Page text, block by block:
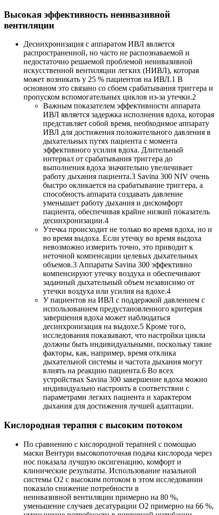
Высокая эффективность неинвазивной
вентиляции
​Десинхронизация с аппаратом ИВЛ является
распространенной, но часто не распознаваемой и
недостаточно решаемой проблемой неинвазивной
искусственной вентиляции легких (НИВЛ), которая
может возникать у 25 % пациентов на ИВЛ.1 В
основном это связано со сбоем срабатывания триггера и
пропуском вспомогательных циклов из-за утечки.2
Важным показателем эффективности аппарата
ИВЛ является задержка исполнения вдоха, которая
представляет собой время, необходимое аппарату
ИВЛ для достижения положительного давления в
дыхательных путях пациента с момента
эффективного усилия вдоха. Длительный
интервал от срабатывания триггера до
выполнения вдоха значительно увеличивает
работу дыхания пациента.3 Savina 300 NIV очень
быстро окликается на срабатывание триггера, а
способность аппарата создавать давление
уменьшает работу дыхания и дискомфорт
пациента, обеспечивая крайне низкий показатель
десинхронизации.4
Утечка происходит не только во время вдоха, но и
во время выдоха. Если утечку во время выдоха
невозможно измерить точно, это приводит к
неточной компенсации целевых дыхательных
объемов.3 Аппараты Savina 300 эффективно
компенсируют утечку воздуха и обеспечивают
заданный дыхательный объем независимо от
утечки воздуха или усилия на вдохе.4
У пациентов на ИВЛ с поддержкой давлением с
использованием предустановленного критерия
завершения вдоха может наблюдаться
десинхронизация на выдохе.5 Кроме того,
исследования показывают, что настройки цикла
должны быть индивидуальными, поскольку такие
факторы, как, например, время отклика
дыхательной системы и частота дыхания могут
влиять на реакцию пациента.6 Во всех
устройствах Savina 300 завершение вдоха можно
индивидуально настроить в соответствии с
параметрами легких пациента и характером
дыхания для достижения лучшей адаптации.
Кислородная терапия с высоким потоком
По сравнению с кислородной терапией с помощью
маски Вентури высокопоточная подача кислорода через
нос показала лучшую оксигенацию, комфорт и
клинические результаты. Использование назальной
системы O2 с высоким потоком в этом исследовании
показало снижение потребности в
неинвазивной вентиляции примерно на 80 %,
уменьшение случаев десатурации O2 примерно на 66 %,